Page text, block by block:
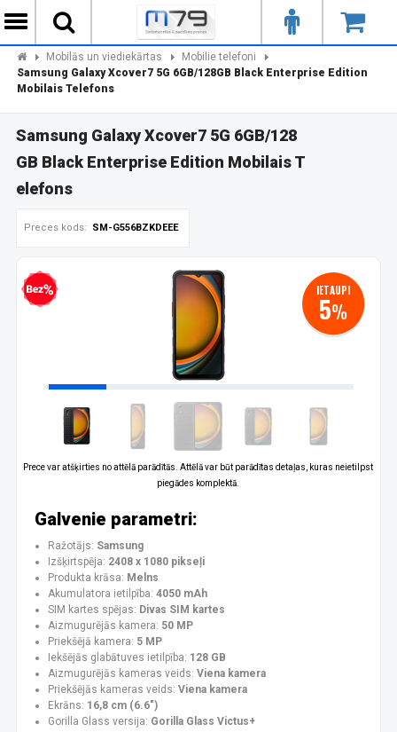
Mobilās un viediekārtas
Mobilie telefoni
Samsung Galaxy Xcover7 5G 6GB/128GB Black Enterprise Edition
Mobilais Telefons
Samsung Galaxy Xcover7 5G 6GB/128
GB Black Enterprise Edition Mobilais T
elefons
Preces kods: SM-G556BZKDEEE
kredīts IETAUPI
5%
Prece var atšķirties no attēlā parādītās. Attēlā var būt parādītas detaļas, kuras neietilpst
piegādes komplektā.
Galvenie parametri:
Ražotājs: Samsung
Izšķirtspēja: 2408 x 1080 pikseļi
Produkta krāsa: Melns
Akumulatora ietilpība: 4050 mAh
SIM kartes spējas: Divas SIM kartes
Aizmugurējās kamera: 50 MP
Priekšējā kamera: 5 MP
Iekšējās glabātuves ietilpība: 128 GB
Aizmugurējās kameras veids: Viena kamera
Priekšējās kameras veids: Viena kamera
Ekrāns: 16,8 cm (6.6")
Gorilla Glass versija: Gorilla Glass Victus+